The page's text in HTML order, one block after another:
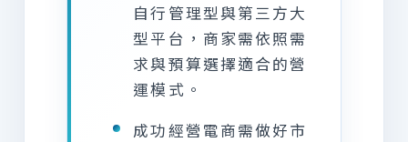
自行管理型與第三方大
型平台，商家需依照需
求與預算選擇適合的營
運模式。
成功經營電商需做好市